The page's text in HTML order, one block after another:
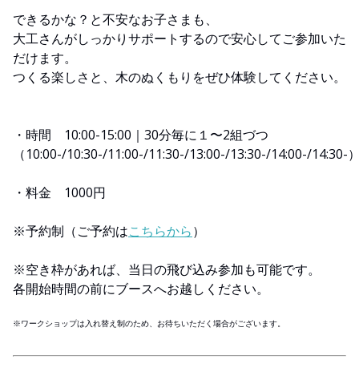
できるかな？と不安なお子さまも、
大工さんがしっかりサポートするので安心してご参加いた
だけます。
つくる楽しさと、木のぬくもりをぜひ体験してください。
・時間 10:00-15:00｜30分毎に１〜2組づつ
（10:00-/10:30-/11:00-/11:30-/13:00-/13:30-/14:00-/14:30-
・料金 1000円
※予約制（ご予約はこちらから）
※空き枠があれば、当日の飛び込み参加も可能です。
各開始時間の前にブースへお越しください。
※ワークショップは入れ替え制のため、お待ちいただく場合がございます。